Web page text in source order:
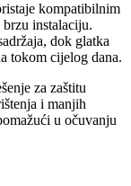
kompatibilnim
instalaciju.
dok glatka
tokom cijelog dana.
za zaštitu
i manjih
u očuvanju